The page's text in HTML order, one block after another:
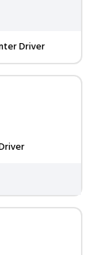
Driver